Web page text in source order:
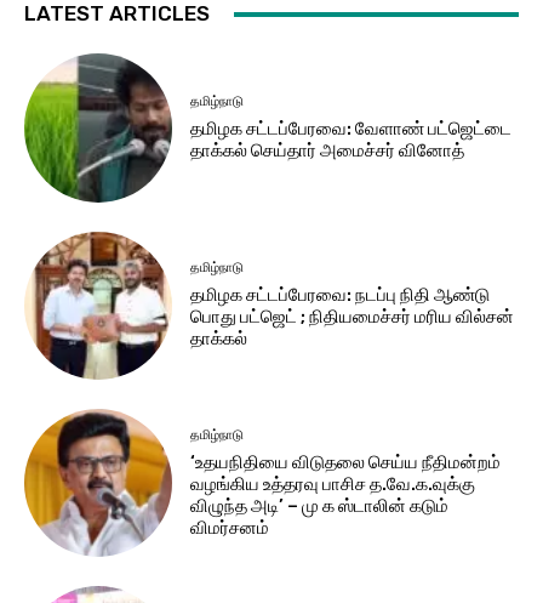
LATEST ARTICLES
தமிழ்நாடு
தமிழக சட்​டப்​பேர​வை: வேளாண் பட்​ஜெட்டை
தாக்கல் செய்தார் அமைச்சர் வினோத்
தமிழ்நாடு
தமிழக சட்டப்பேரவை: நடப்பு நிதி ஆண்​டு
பொது பட்ஜெட் ; நிதியமைச்சர் மரிய வில்சன்
தாக்​கல்
தமிழ்நாடு
‘உதயநிதியை விடுதலை செய்ய நீதிமன்றம்
வழங்கிய உத்தரவு பாசிச த.வே.க.வுக்கு
விழுந்த அடி’ – மு க ஸ்டாலின் கடும்
விமர்சனம்